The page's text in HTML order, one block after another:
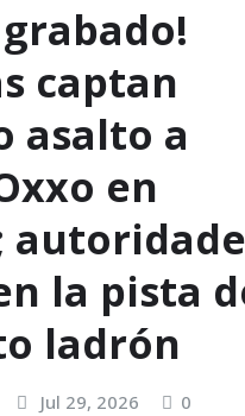
captan
asalto a
en
la pista
ladrón
Jul 29, 2026 0